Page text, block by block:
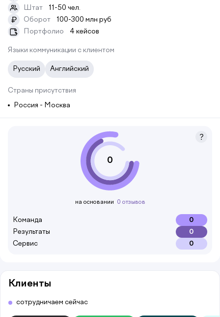
Штат
11-50 чел.
₽ Оборот
100-300 млн руб
Портфолио
4 кейсов
Языки коммуникации с клиентом
Русский Английский
Страны присутствия
Россия - Москва
0
на основании 0 отзывов
Команда
0
Результаты
0
Сервис
0
Клиенты
сотрудничаем сейчас